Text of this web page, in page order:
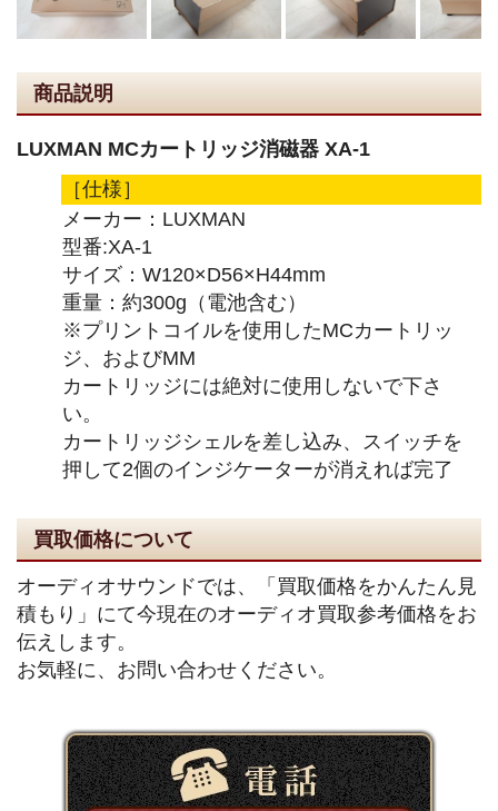
商品説明
LUXMAN MCカートリッジ消磁器 XA-1
［仕様］
メーカー：LUXMAN
型番:XA-1
サイズ：W120×D56×H44mm
重量：約300g（電池含む）
※プリントコイルを使用したMCカートリッ
ジ、およびMM
カートリッジには絶対に使用しないで下さ
い。
カートリッジシェルを差し込み、スイッチを
押して2個のインジケーターが消えれば完了
買取価格について
オーディオサウンドでは、「買取価格をかんたん見
積もり」にて今現在のオーディオ買取参考価格をお
伝えします。
お気軽に、お問い合わせください。